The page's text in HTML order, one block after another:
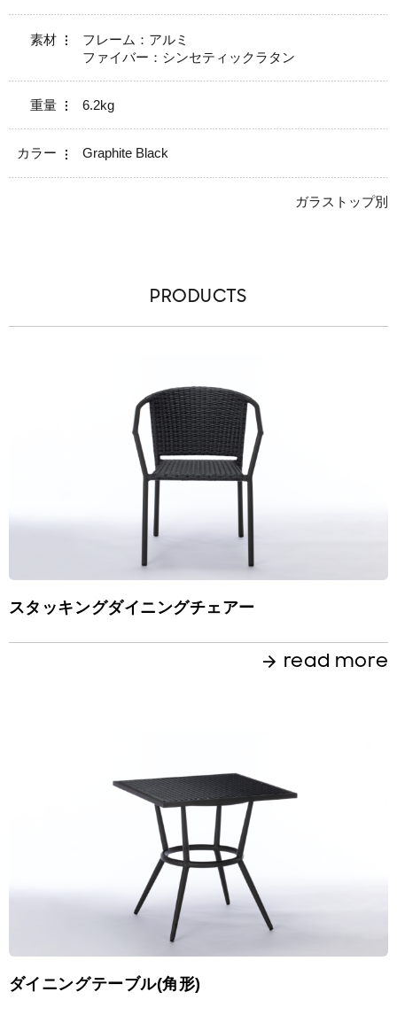
素材
フレーム：アルミ
ファイバー：シンセティックラタン
重量 6.2kg
カラー Graphite Black
ガラストップ別
PRODUCTS
スタッキングダイニングチェアー
read more
ダイニングテーブル(角形)